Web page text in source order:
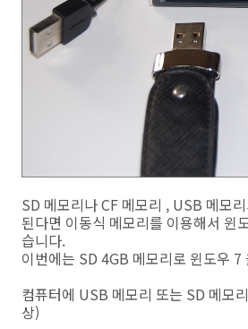
SD 메모리나 CF 메모리 , USB 메모
된다면 이동식 메모리를 이용해서 윈
습니다.
이번에는 SD 4GB 메모리로 윈도우
컴퓨터에 USB 메모리 또는 SD 메모
상)